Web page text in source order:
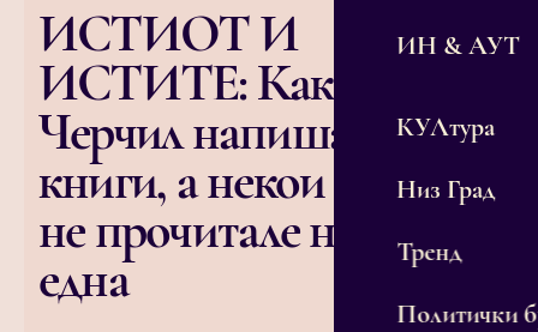
ИН & АУТ
КУЛтура
Низ Град
Тренд
Политички
ИСТИОТ И
ИСТИТЕ: Како
Черчил напишал 58
книги, а некои меѓу нас
не прочитале ниту
една